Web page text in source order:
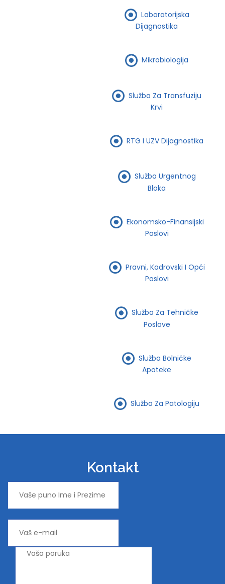
Laboratorijska
Dijagnostika
Mikrobiologija
Služba Za Transfuziju
Krvi
RTG I UZV Dijagnostika
Služba Urgentnog
Bloka
Ekonomsko-Finansijski
Poslovi
Pravni, Kadrovski I Opći
Poslovi
Služba Za Tehničke
Poslove
Služba Bolničke
Apoteke
Služba Za Patologiju
Kontakt